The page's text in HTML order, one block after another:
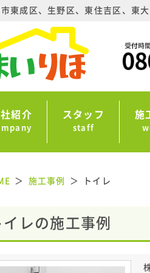
市東成区、生野区、東住吉区、東
紹介 スタッフ
staff
施
施工事例 トイレ
イレの施工事例